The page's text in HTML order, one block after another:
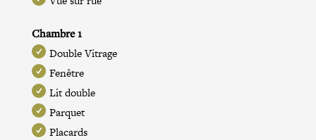
Chambre 1
Double Vitrage
Fenêtre
Lit double
Parquet
Placards